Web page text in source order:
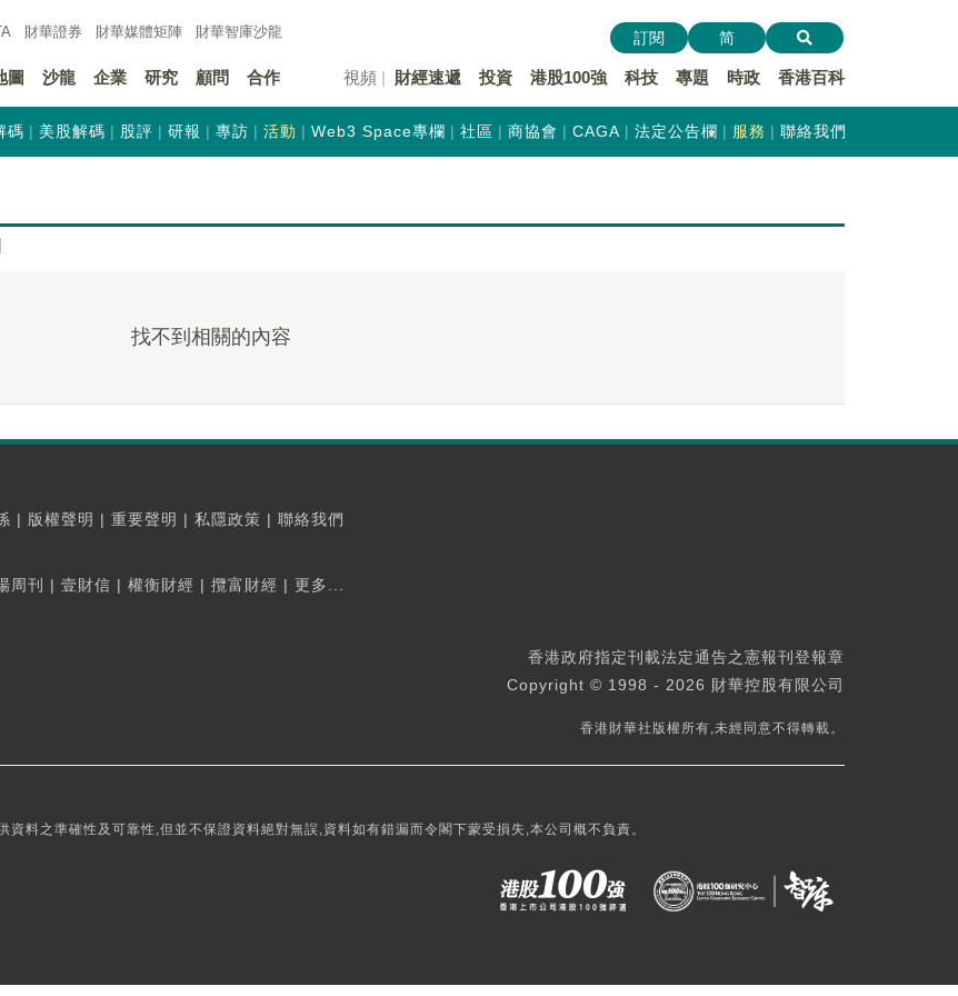
財華證券 財華媒體矩陣 財華智庫沙龍
圖 沙龍 企業 研究 顧問 合作 視頻 財經速遞 投資 港股100強 科技 專題 時政 香港百科
訂閱 简
碼 美股解碼 股評 研報 專訪 活動 Web3 Space專欄 社區 商協會 CAGA 法定公告欄 服務 聯絡我們
找不到相關的內容
| 版權聲明 | 重要聲明 | 私隱政策 | 聯絡我們
周刊 | 壹財信 | 權衡財經 | 攬富財經 | 更多...
香港政府指定刊載法定通告之憲報刊登報章
Copyright © 1998 - 2026 財華控股有限公司
香港財華社版權所有,未經同意不得轉載。
料之準確性及可靠性,但並不保證資料絕對無誤,資料如有錯漏而令閣下蒙受損失,本公司概不負責。